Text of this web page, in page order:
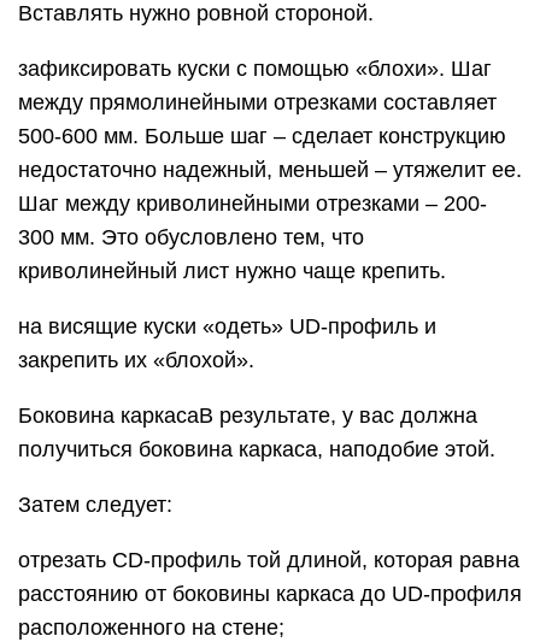
Вставлять нужно ровной стороной.
зафиксировать куски с помощью «блохи». Шаг
между прямолинейными отрезками составляет
500-600 мм. Больше шаг – сделает конструкцию
недостаточно надежный, меньшей – утяжелит ее.
Шаг между криволинейными отрезками – 200-
300 мм. Это обусловлено тем, что
криволинейный лист нужно чаще крепить.
на висящие куски «одеть» UD-профиль и
закрепить их «блохой».
Боковина каркасаВ результате, у вас должна
получиться боковина каркаса, наподобие этой.
Затем следует:
отрезать CD-профиль той длиной, которая равна
расстоянию от боковины каркаса до UD-профиля
расположенного на стене;